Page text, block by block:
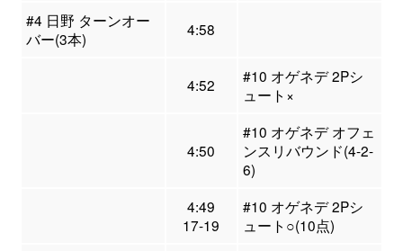
#4 日野 ターンオー
バー(3本)
4:58
4:52
#10 オゲネデ 2Pシ
ュート×
4:50
#10 オゲネデ オフェ
ンスリバウンド(4-2-
6)
4:49
17-19
#10 オゲネデ 2Pシ
ュート○(10点)